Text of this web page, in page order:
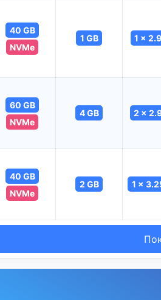
40 GB
NVMe
1 GB 1 x
60 GB
NVMe
4 GB 2 x
40 GB
NVMe
2 GB 1 x